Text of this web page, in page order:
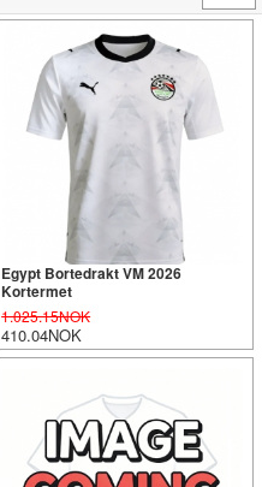
Egypt Bortedrakt VM 2026
Kortermet
1.025.15NOK
410.04NOK